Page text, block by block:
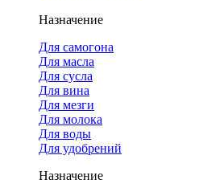
Назначение
Для самогона
Для масла
Для сусла
Для вина
Для мезги
Для молока
Для воды
Для удобрений
Назначение